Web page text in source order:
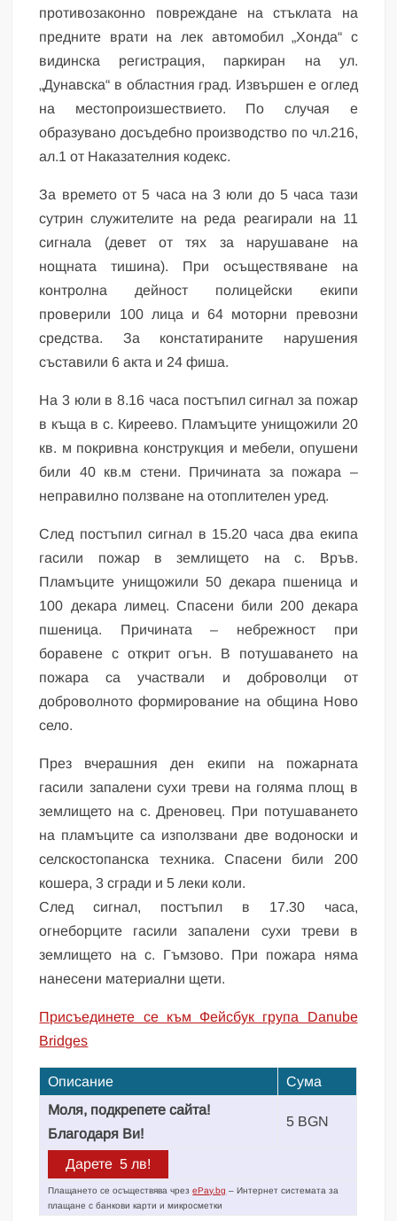
противозаконно повреждане на стъклата на
предните врати на лек автомобил „Хонда“ с
видинска регистрация, паркиран на ул.
„Дунавска“ в областния град. Извършен е оглед
на местопроизшествието. По случая е
образувано досъдебно производство по чл.216,
ал.1 от Наказателния кодекс.
За времето от 5 часа на 3 юли до 5 часа тази
сутрин служителите на реда реагирали на 11
сигнала (девет от тях за нарушаване на
нощната тишина). При осъществяване на
контролна дейност полицейски екипи
проверили 100 лица и 64 моторни превозни
средства. За констатираните нарушения
съставили 6 акта и 24 фиша.
На 3 юли в 8.16 часа постъпил сигнал за пожар
в къща в с. Киреево. Пламъците унищожили 20
кв. м покривна конструкция и мебели, опушени
били 40 кв.м стени. Причината за пожара –
неправилно ползване на отоплителен уред.
След постъпил сигнал в 15.20 часа два екипа
гасили пожар в землището на с. Връв.
Пламъците унищожили 50 декара пшеница и
100 декара лимец. Спасени били 200 декара
пшеница. Причината – небрежност при
боравене с открит огън. В потушаването на
пожара са участвали и доброволци от
доброволното формирование на община Ново
село.
През вчерашния ден екипи на пожарната
гасили запалени сухи треви на голяма площ в
землището на с. Дреновец. При потушаването
на пламъците са използвани две водоноски и
селскостопанска техника. Спасени били 200
кошера, 3 сгради и 5 леки коли.
След сигнал, постъпил в 17.30 часа,
огнеборците гасили запалени сухи треви в
землището на с. Гъмзово. При пожара няма
нанесени материални щети.
Присъединете се към Фейсбук група Danube
Bridges
Описание
Сума
Моля, подкрепете сайта!
Благодаря Ви!
5 BGN
Плащането се осъществява чрезePay.bg – Интернет системата за
плащане с банкови карти и микросметки